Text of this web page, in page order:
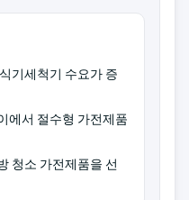
기세척기 수요가 증
에서 절수형 가전제품
청소 가전제품을 선